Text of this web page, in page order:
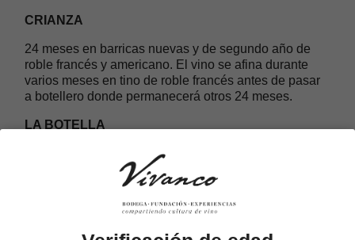
CRIANZA
24 meses en barricas nuevas y de segundo año de
roble francés y americano. El vino se afina durante
varios meses en tino de roble francés antes de pasar
a botellero donde permanecerá otros 24 meses.
LA BOTELLA
Nuestra botella está inspirada en una original del s.
XVIII visitable en el Museo Vivanco de la Cultura del